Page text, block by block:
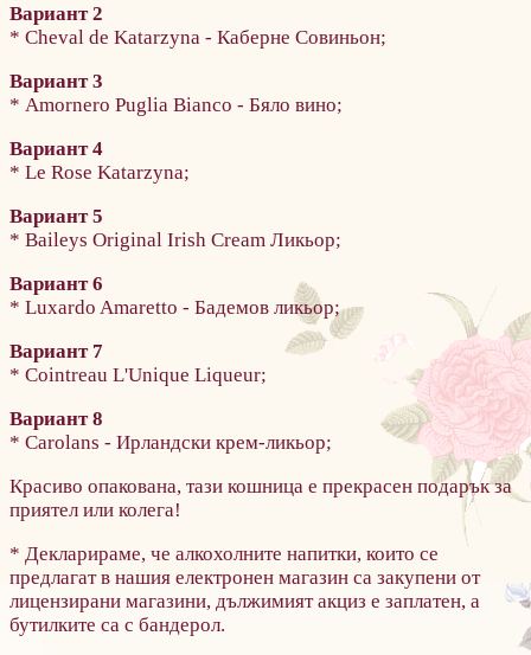
Вариант 2
* Cheval de Katarzyna - Каберне Совиньон;
Вариант 3
* Amornero Puglia Bianco - Бяло вино;
Вариант 4
* Le Rose Katarzyna;
Вариант 5
* Baileys Original Irish Cream Ликьор;
Вариант 6
* Luxardo Amaretto - Бадемов ликьор;
Вариант 7
* Cointreau L'Unique Liqueur;
Вариант 8
* Carolans - Ирландски крем-ликьор;
Красиво опакована, тази кошница е прекрасен подарък за
приятел или колега!
* Декларираме, че алкохолните напитки, които се
предлагат в нашия електронен магазин са закупени от
лицензирани магазини, дължимият акциз е заплатен, а
бутилките са с бандерол.